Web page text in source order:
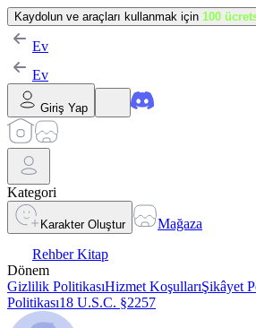
Kaydolun ve araçları kullanmak için 100
Ev
Ev
Giriş Yap
Kategori
Karakter Oluştur
Mağaza
Rehber Kitap
Dönem
Gizlilik PolitikasıHizmet KoşullarıŞikâyet
Politikası18 U.S.C. §2257